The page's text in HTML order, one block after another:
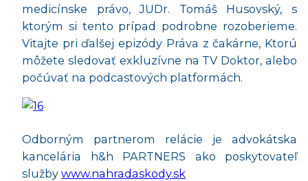
medicínske právo, JUDr. Tomáš Husovský, s
ktorým si tento prípad podrobne rozoberieme.
Vitajte pri ďalšej epizódy Práva z čakárne, Ktorú
môžete sledovať exkluzívne na TV Doktor, alebo
počúvať na podcastových platformách.
Odborným partnerom relácie je advokátska
kancelária h&h PARTNERS ako poskytovateľ
služby ⁠www.nahradaskody.sk